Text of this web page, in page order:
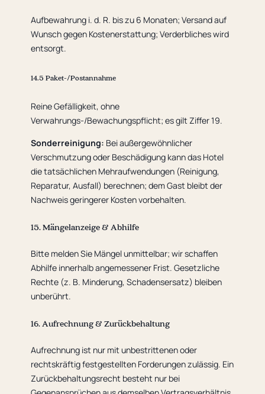
Aufbewahrung i. d. R. bis zu 6 Monaten; Versand auf
Wunsch gegen Kostenerstattung; Verderbliches wird
entsorgt.
14.5 Paket-/Postannahme
Reine Gefälligkeit, ohne
Verwahrungs-/Bewachungspflicht; es gilt Ziffer 19.
Sonderreinigung: Bei außergewöhnlicher
Verschmutzung oder Beschädigung kann das Hotel
die tatsächlichen Mehraufwendungen (Reinigung,
Reparatur, Ausfall) berechnen; dem Gast bleibt der
Nachweis geringerer Kosten vorbehalten.
15. Mängelanzeige & Abhilfe
Bitte melden Sie Mängel unmittelbar; wir schaffen
Abhilfe innerhalb angemessener Frist. Gesetzliche
Rechte (z. B. Minderung, Schadensersatz) bleiben
unberührt.
16. Aufrechnung & Zurückbehaltung
Aufrechnung ist nur mit unbestrittenen oder
rechtskräftig festgestellten Forderungen zulässig. Ein
Zurückbehaltungsrecht besteht nur bei